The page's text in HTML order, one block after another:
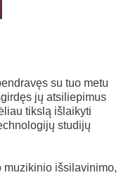
su tuo metu
jų atsiliepimus
tikslą išlaikyti
studijų
muzikinio išsilavinimo,